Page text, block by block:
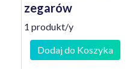
zegarów
1 produkt/y
Dodaj do Koszyka